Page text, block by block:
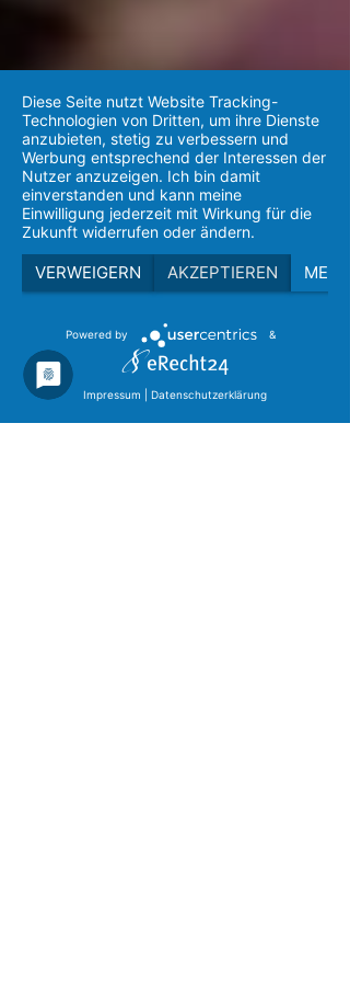
Diese Seite nutzt Website Tracking-
Technologien von Dritten, um ihre Dienste
anzubieten, stetig zu verbessern und
Werbung entsprechend der Interessen der
Nutzer anzuzeigen. Ich bin damit
einverstanden und kann meine
Einwilligung jederzeit mit Wirkung für die
Zukunft widerrufen oder ändern.
VERWEIGERN AKZEPTIEREN MEHR
Powered by &
Impressum Datenschutzerklärung